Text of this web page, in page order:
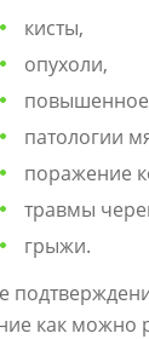
кисты,
опухоли,
повышенное
патологии
поражение
травмы
грыжи.
как можно